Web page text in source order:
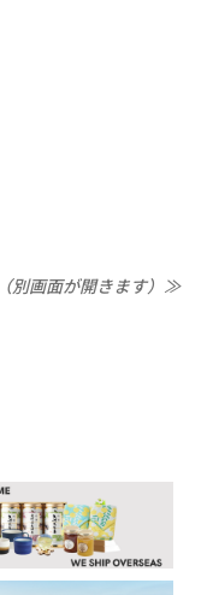
別画面が開きます）≫